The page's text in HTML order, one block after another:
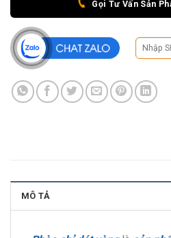
Gọi Tư Vấn Sản
MÔ TẢ